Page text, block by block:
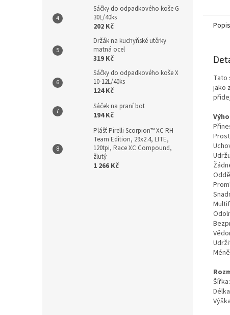
Sáčky do odpadkového koše G
30L/40ks
202 Kč
Držák na kuchyňské utěrky
matná ocel
319 Kč
Sáčky do odpadkového koše X
10-12L/40ks
124 Kč
Sáček na praní bot
194 Kč
Plášť Pirelli Scorpion™ XC RH
Team Edition, 29x2.4, LITE,
120tpi, Race XC Compound,
žlutý
1 266 Kč
Popis
Tato
jako